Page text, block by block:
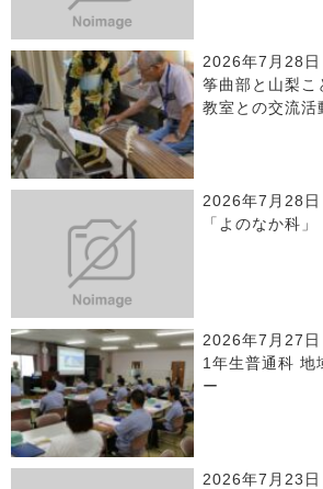
2026年7月28日
筝曲部と山梨こ
教室との交流活
2026年7月28日
「よのなか科
2026年7月27日
1年生普通科 地
ー
2026年7月23日